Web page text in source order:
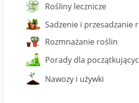
Rośliny lecznicze
Sadzenie i przesadzanie
Rozmnażanie roślin
Porady dla
Nawozy i używki